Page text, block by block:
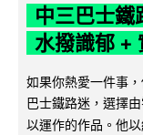
中三巴士鐵
水撥識郁 +
如果你熱愛一件事
巴士鐵路迷，選擇
以運作的作品。他